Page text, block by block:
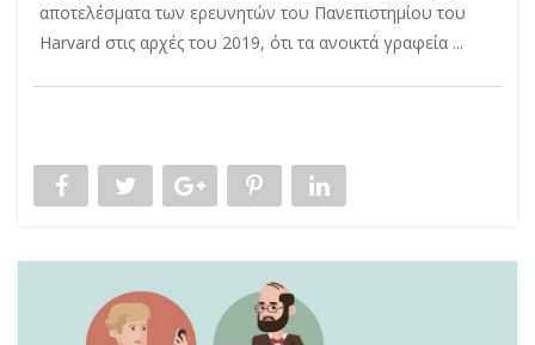
αποτελέσματα των ερευνητών του Πανεπιστημίου του
Harvard στις αρχές του 2019, ότι τα ανοικτά γραφεία ...